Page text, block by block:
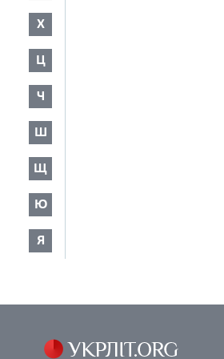
Х
Ц
Ч
Ш
Щ
Ю
Я